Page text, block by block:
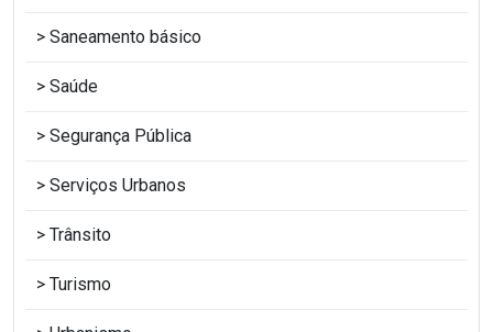
Saneamento básico
Saúde
Segurança Pública
Serviços Urbanos
Trânsito
Turismo